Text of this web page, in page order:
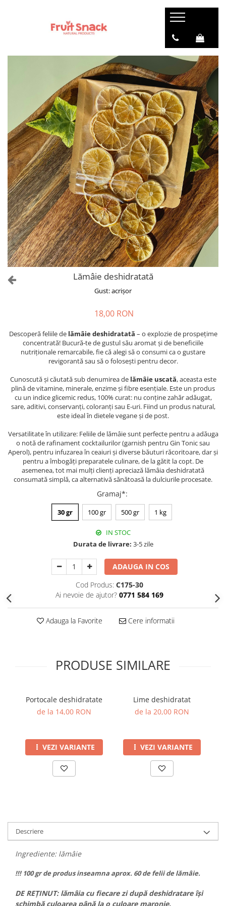
Lămâie deshidratată
Gust: acrișor
18,00 RON
Descoperă feliile de lămâie deshidratată – o explozie de prospețime
concentrată! Bucură-te de gustul său aromat și de beneficiile
nutriționale remarcabile, fie că alegi să o consumi ca o gustare
revigorantă sau să o folosești pentru decor.
Cunoscută și căutată sub denumirea de lămâie uscată, aceasta este
plină de vitamine, minerale, enzime și fibre esențiale. Este un produs
cu un indice glicemic redus, 100% curat: nu conține zahăr adăugat,
sare, aditivi, conservanți, coloranți sau E-uri. Fiind un produs natural,
este ideal în dietele vegane și de post.
Versatilitate în utilizare: Feliile de lămâie sunt perfecte pentru a adăuga
o notă de rafinament cocktailurilor (garnish pentru Gin Tonic sau
Aperol), pentru infuzarea în ceaiuri și diverse băuturi răcoritoare, dar și
pentru a îmbogăți preparatele culinare, de la gătit la copt. De
asemenea, tot mai mulți clienți apreciază lămâia deshidratată
consumată simplă, ca alternativă sănătoasă la dulciurile procesate.
Gramaj*:
30 gr 100 gr 500 gr 1 kg
IN STOC
Durata de livrare: 3-5 zile
ADAUGA IN COS
Cod Produs: C175-30
Ai nevoie de ajutor? 0771 584 169
Adauga la Favorite Cere informatii
PRODUSE SIMILARE
Portocale deshidratate
de la 14,00 RON
VEZI VARIANTE
Lime deshidratat
de la 20,00 RON
VEZI VARIANTE
Descriere
Ingrediente: lămâie
!!! 100 gr de produs inseamna aprox. 60 de felii de lămâie.
DE REȚINUT: lămâia cu fiecare zi după deshidratare își
schimbă culoarea până la o culoare maronie.